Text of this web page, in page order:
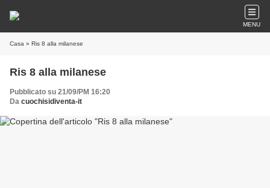
MENU
Casa » Ris 8 alla milanese
Ris 8 alla milanese
Pubblicato su 21/09/PM 16:20
Da cuochisidiventa-it